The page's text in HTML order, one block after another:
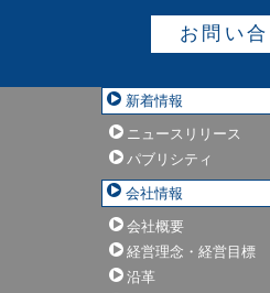
お問い
新着情報
ニュースリリース
パブリシティ
会社情報
会社概要
経営理念・経営目標
沿革